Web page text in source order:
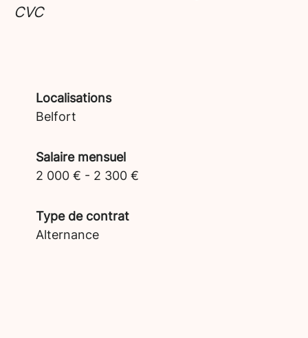
CVC
Localisations
Belfort
Salaire mensuel
2 000 € - 2 300 €
Type de contrat
Alternance